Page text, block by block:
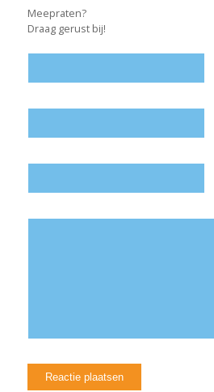
Meepraten?
Draag gerust bij!